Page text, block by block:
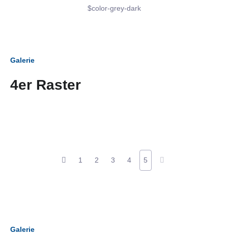
$color-grey-dark
Galerie
4er Raster
1 2 3 4 5
Galerie